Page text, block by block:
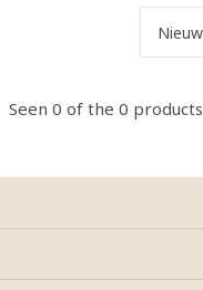
Seen 0 of the 0 products